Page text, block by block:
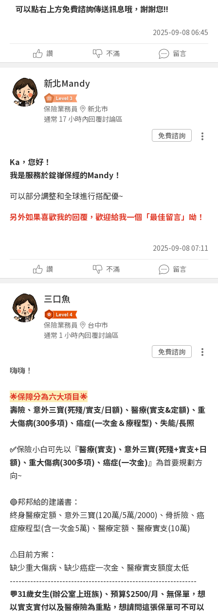
可以點右上方免費諮詢傳送訊息哦，謝謝您!!
2025-09-08 06:45
讚 不滿 留言
新北Mandy
保險業務員
新北市
通常 17 小時內回覆討論區
免費諮詢
Ka，您好！
我是服務於錠嵂保經的Mandy！
可以部分調整和全球進行搭配優~
另外如果喜歡我的回覆， 歡迎給我一個「最佳留言」呦！
2025-09-08 07:11
讚 不滿 留言
三口魚
保險業務員
台中市
通常 1 小時內回覆討論區
免費諮詢
嗨嗨！
🌟保障分為六大項目🌟
壽險、意外三寶(死殘/實支/日額)、醫療(實支&定額)、重
大傷病(300多項)、癌症(一次金＆療程型)、失能/長照
✅保險小白可先以『醫療(實支)、意外三寶(死殘+實支+日
額)、重大傷病(300多項)、癌症(一次金)』為首要規劃方
向~
🔵邦邦給的建議書：
終身醫療定額、意外三寶(120萬/5萬/2000)、骨折險、癌
症療程型(含一次金5萬)、醫療定額、醫療實支(10萬)
⚠️目前方案：
缺少重大傷病、缺少癌症一次金、醫療實支額度太低
----------------------------------------------------------------
💬31歲女生(辦公室上班族)、預算$2500/月、無保單，想
以實支實付以及醫療險為重點，想請問這張保單可不可以